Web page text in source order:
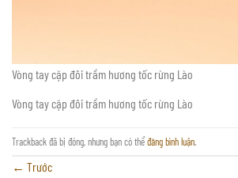
Vòng tay cặp đôi trầm hương tốc rừng Lào
Vòng tay cặp đôi trầm hương tốc rừng Lào
Trackback đã bị đóng, nhưng bạn có thểđăng bình luận.
← Trước